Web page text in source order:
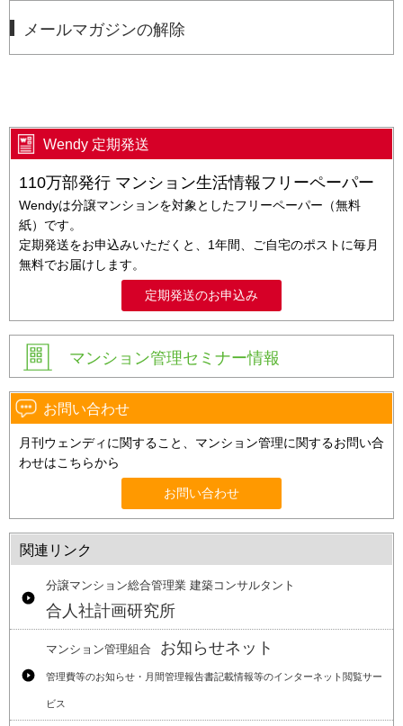
メールマガジンの解除
Wendy 定期発送
110万部発行 マンション生活情報フリーペーパー
Wendyは分譲マンションを対象としたフリーペーパー（無料
紙）です。
定期発送をお申込みいただくと、1年間、ご自宅のポストに毎月
無料でお届けします。
定期発送のお申込み
マンション管理セミナー情報
お問い合わせ
月刊ウェンディに関すること、マンション管理に関するお問い合
わせはこちらから
お問い合わせ
関連リンク
分譲マンション総合管理業 建築コンサルタント
合人社計画研究所
マンション管理組合 お知らせネット
管理費等のお知らせ・月間管理報告書記載情報等のインターネット閲覧サー
ビス